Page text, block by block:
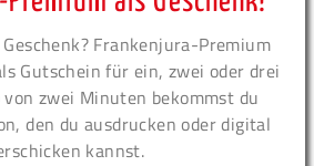
Frankenjura-Premium
Gutschein für ein, zwei oder drei
zwei Minuten bekommst du
den du ausdrucken oder digital
kannst.